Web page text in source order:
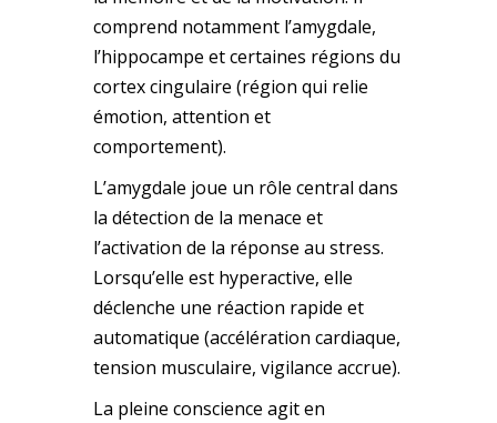
comprend notamment l’amygdale,
l’hippocampe et certaines régions du
cortex cingulaire (région qui relie
émotion, attention et
comportement).
L’amygdale joue un rôle central dans
la détection de la menace et
l’activation de la réponse au stress.
Lorsqu’elle est hyperactive, elle
déclenche une réaction rapide et
automatique (accélération cardiaque,
tension musculaire, vigilance accrue).
La pleine conscience agit en